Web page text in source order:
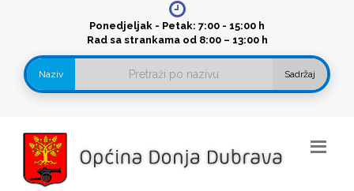
Ponedjeljak - Petak: 7:00 - 15:00 h
Rad sa strankama od 8:00 – 13:00 h
Naziv Sadržaj